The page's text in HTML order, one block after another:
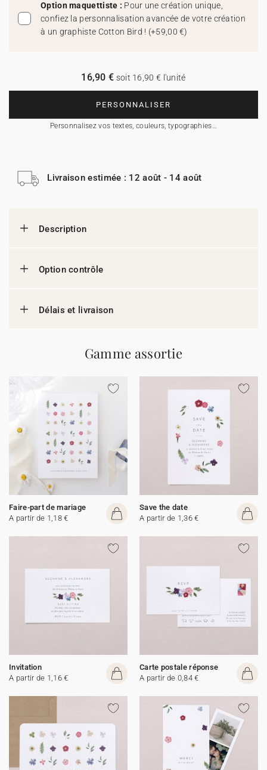
Option maquettiste : Pour une création unique,
confiez la personnalisation avancée de votre création
à un graphiste Cotton Bird ! (+59,00 €)
PERSONNALISER
Personnalisez vos textes, couleurs, typographies…
16,90 € soit 16,90 € l'unité
Livraison estimée : 12 août - 14 août
Description
Option contrôle
Délais et livraison
Gamme assortie
Faire-part de mariage
A partir de 1,18 €
Save the date
A partir de 1,36 €
Invitation
A partir de 1,16 €
Carte postale réponse
A partir de 0,84 €